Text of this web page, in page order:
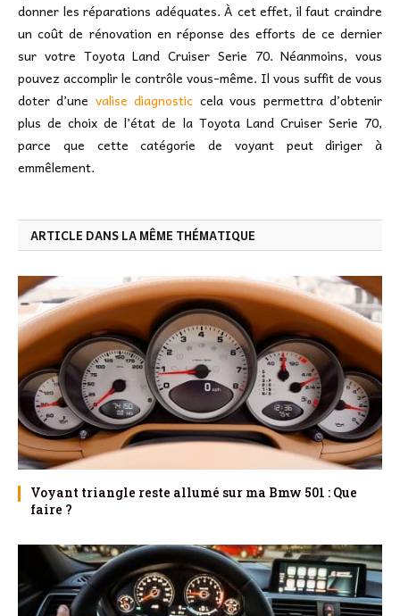
donner les réparations adéquates. À cet effet, il faut craindre
un coût de rénovation en réponse des efforts de ce dernier
sur votre Toyota Land Cruiser Serie 70. Néanmoins, vous
pouvez accomplir le contrôle vous-même. Il vous suffit de vous
doter d’une valise diagnostic cela vous permettra d’obtenir
plus de choix de l’état de la Toyota Land Cruiser Serie 70,
parce que cette catégorie de voyant peut diriger à
emmêlement.
ARTICLE DANS LA MÊME THÉMATIQUE
Voyant triangle reste allumé sur ma Bmw 501 : Que
faire ?